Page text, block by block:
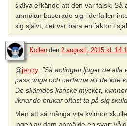
själva erkände att den var falsk. Så
anmälan baserade sig i de fallen
sig självt, det var bara en faktor i
Kollen den 2 augusti, 2015 kl.
@jenny: ”Så antingen ljuger de alla
pass unga och oerfarna att de inte
De skämdes kanske mycket,
liknande brukar oftast ta på sig
Men att så många vita kvinnor
ingen av dom anmälde en svart